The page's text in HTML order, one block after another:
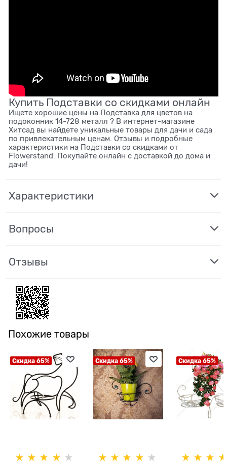
Купить Подставки со скидками онлайн
Ищете хорошие цены на Подставка для цветов на
подоконник 14-728 металл ? В интернет-магазине
Хитсад вы найдете уникальные товары для дачи и сада
по привлекательным ценам. Отзывы и подробные
характеристики на Подставки со скидками от
Flowerstand. Покупайте онлайн с доставкой до дома и
дачи!
Характеристики
Вопросы
Отзывы
Похожие товары
Скидка 65% Скидка 65% Скидка 65%